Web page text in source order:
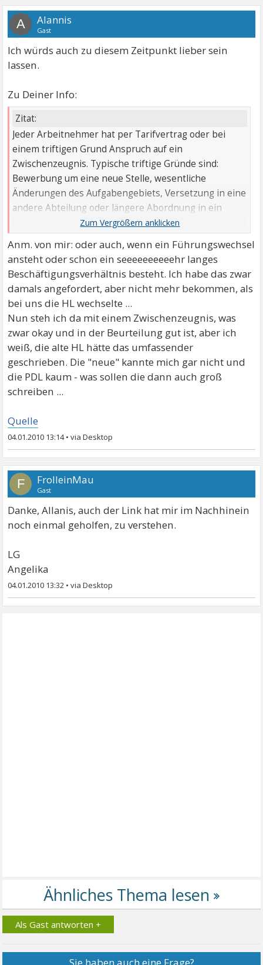
A Alannis
Gast
Ich würds auch zu diesem Zeitpunkt lieber sein
lassen.
Zu Deiner Info:
Zitat:
Jeder Arbeitnehmer hat per Tarifvertrag oder bei
einem triftigen Grund Anspruch auf ein
Zwischenzeugnis. Typische triftige Gründe sind:
Bewerbung um eine neue Stelle, wesentliche
Änderungen des Aufgabengebiets, Versetzung in eine
andere Abteilung oder längere Abordnung in ein
Anm. von mir: oder auch, wenn ein Führungswechsel
ansteht oder schon ein seeeeeeeeeehr langes
Beschäftigungsverhältnis besteht. Ich habe das zwar
damals angefordert, aber nicht mehr bekommen, als
bei uns die HL wechselte ...
Nun steh ich da mit einem Zwischenzeugnis, was
zwar okay und in der Beurteilung gut ist, aber ich
weiß, die alte HL hätte das umfassender
geschrieben. Die "neue" kannte mich gar nicht und
die PDL kaum - was sollen die dann auch groß
schreiben ...
Quelle
04.01.2010 13:14•
F FrolleinMau
Gast
Danke, Allanis, auch der Link hat mir im Nachhinein
noch einmal geholfen, zu verstehen.
LG
Angelika
04.01.2010 13:32 •
Als Gast antworten +
Sie haben auch eine Frage?